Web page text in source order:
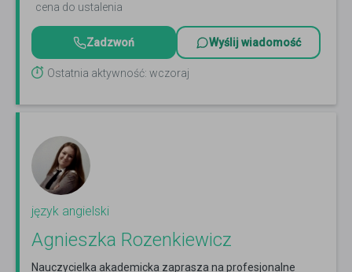
cena do ustalenia
Zadzwoń Wyślij wiadomość
Ostatnia aktywność: wczoraj
język angielski
Agnieszka Rozenkiewicz
Nauczycielka akademicka zaprasza na profesjonalne